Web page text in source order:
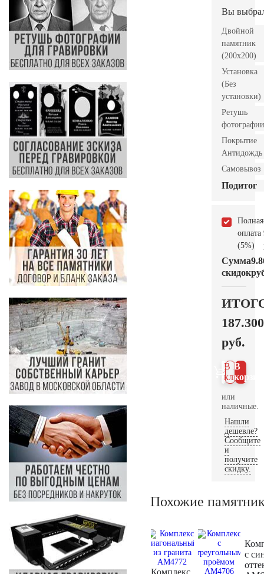
Вы
Двойной
памятник
(200x200)
Установка
(Без
установки)
Ретушь
фотографии
Покрытие
Антидождь
Самовывоз
Подитог
Полная
оплата
(5%)
Сумма
скидок
187.300
руб.
В
В 1
клик
или
наличные.
Нашли
дешевле?
Сообщите
и
получите
скидку.
Похожие
Комплекс
с